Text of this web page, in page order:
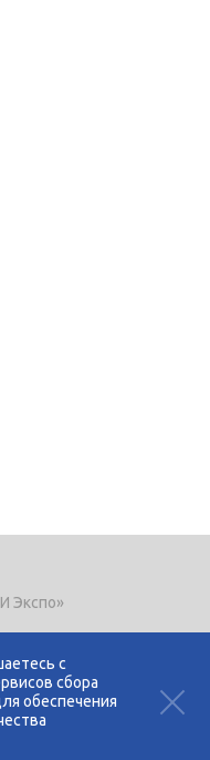
с
сбора
обеспечения
Экспо»
8866
cookies